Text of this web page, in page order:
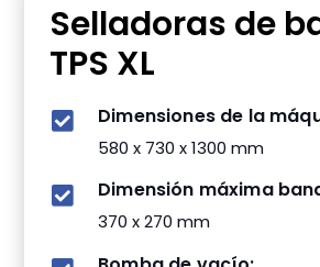
Selladoras de
TPS XL
Dimensiones de la
580 x 730 x 1300 mm
Dimensión máxima
370 x 270 mm